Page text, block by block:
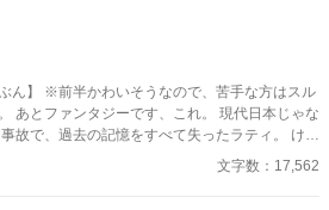
苦手な方はスル
あとファンタジーです、これ。 現代日本じゃな
はない。 大好きな養父のネイヴァンと共に、穏
している。 自分のルーツを探す旅に出ること
文字数：17,562